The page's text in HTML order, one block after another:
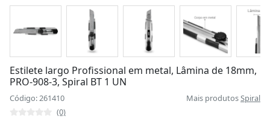
Estilete largo Profissional em metal, Lâmina de 18mm,
PRO-908-3, Spiral BT 1 UN
Código: 261410 Mais produtosSpiral
(0)